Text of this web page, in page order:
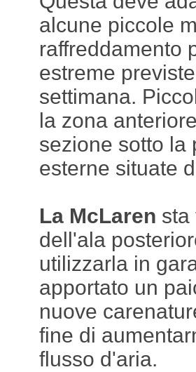
alcune piccole
raffreddamento
estreme
settimana.
la zona
sezione sotto la
esterne situate
La McLaren sta
dell'ala
utilizzarla in
apportato un
nuove
fine di
flusso d'aria.